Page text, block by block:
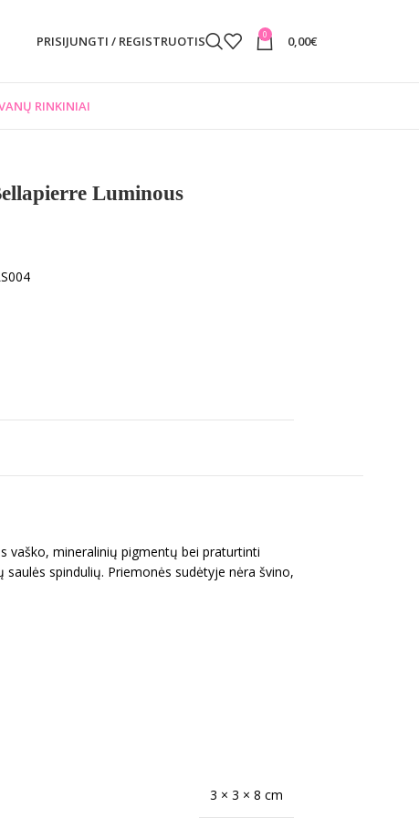
PRISIJUNGTI / REGISTRUOTIS 0 0,00€
RINKINIAI
Luminous
vaško, mineralinių pigmentų bei praturtinti
spindulių. Priemonės sudėtyje nėra švino,
3 × 3 × 8 cm